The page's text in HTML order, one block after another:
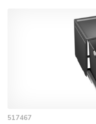
517467